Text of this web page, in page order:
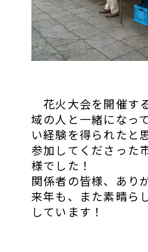
花火大会を開催す
域の人と一緒になっ
い経験を得られたと
参加してくださった
様でした！
関係者の皆様、あり
来年も、また素晴ら
しています！